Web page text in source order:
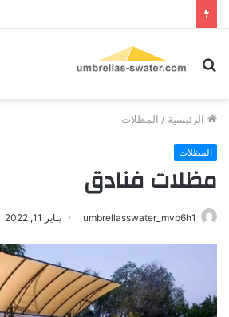
بحث
الرئيسية / المظلات
المظلات
مظلات فنادق
umbrellasswater_mvp6h1 يناير 11, 2022